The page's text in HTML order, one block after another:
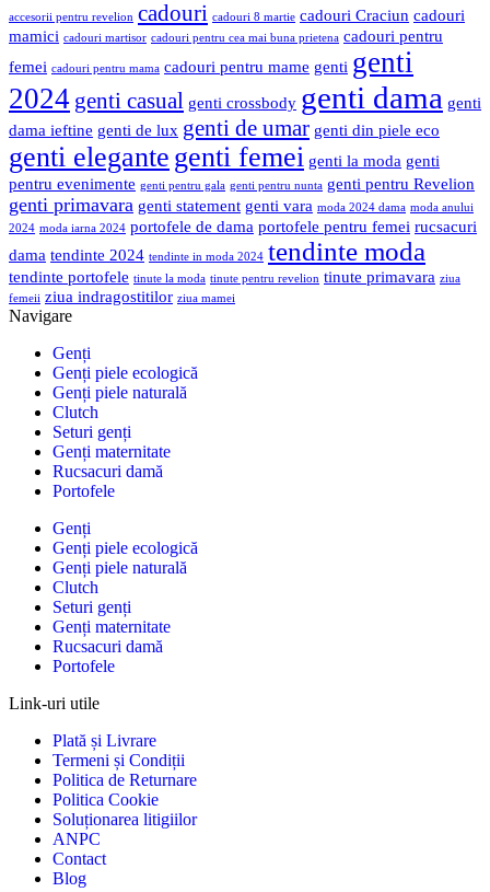
accesorii pentru revelion cadouri cadouri 8 martie cadouri Craciun cadouri
mamici cadouri martisor cadouri pentru cea mai buna prietena cadouri pentru
femei cadouri pentru mama cadouri pentru mame genti genti
2024 genti casual genti crossbody genti dama genti
dama ieftine genti de lux genti de umar genti din piele eco
genti elegante genti femei genti la moda genti
pentru evenimente genti pentru gala genti pentru nunta genti pentru Revelion
genti primavara genti statement genti vara moda 2024 dama moda anului
2024 moda iarna 2024 portofele de dama portofele pentru femei rucsacuri
dama tendinte 2024 tendinte in moda 2024 tendinte moda
tendinte portofele tinute la moda tinute pentru revelion tinute primavara ziua
femeii ziua indragostitilor ziua mamei
Navigare
Genți
Genți piele ecologică
Genți piele naturală
Clutch
Seturi genți
Genți maternitate
Rucsacuri damă
Portofele
Genți
Genți piele ecologică
Genți piele naturală
Clutch
Seturi genți
Genți maternitate
Rucsacuri damă
Portofele
Link-uri utile
Plată și Livrare
Termeni și Condiții
Politica de Returnare
Politica Cookie
Soluționarea litigiilor
ANPC
Contact
Blog